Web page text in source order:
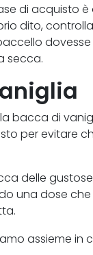
di acquisto è
dito,
dovesse
secca.
bacca di
per evitare
delle
una dose che
assieme in